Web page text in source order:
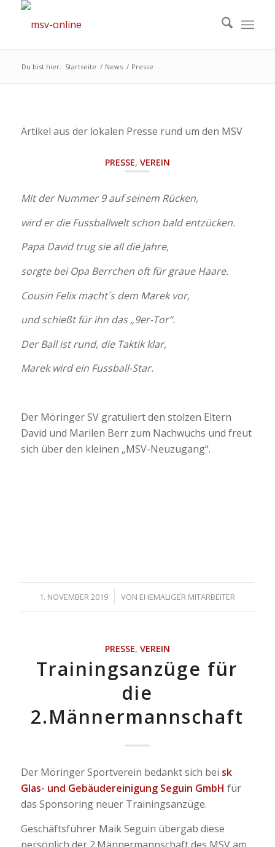
Du bist hier: Startseite / News / Presse
Artikel aus der lokalen Presse rund um den MSV
PRESSE, VEREIN
Mit der Nummer 9 auf seinem Rücken,
wird er die Fussballwelt schon bald entzücken.
Papa David trug sie all die Jahre,
sorgte bei Opa Berrchen oft für graue Haare.
Cousin Felix macht´s dem Marek vor,
und schießt für ihn das „9er-Tor“.
Der Ball ist rund, die Taktik klar,
Marek wird ein Fussball-Star.
Der Möringer SV gratuliert den stolzen Eltern
David und Marilen Berr zum Nachwuchs und freut
sich über den kleinen „MSV-Neuzugang“.
1. NOVEMBER 2019
/ VON EHEMALIGER MITARBEITER
PRESSE, VEREIN
Trainingsanzüge für
die
2.Männermannschaft
Der Möringer Sportverein bedankt sich bei sk
Glas- und Gebäudereinigung Seguin GmbH für
das Sponsoring neuer Trainingsanzüge.
Geschäftsführer Maik Seguin übergab diese